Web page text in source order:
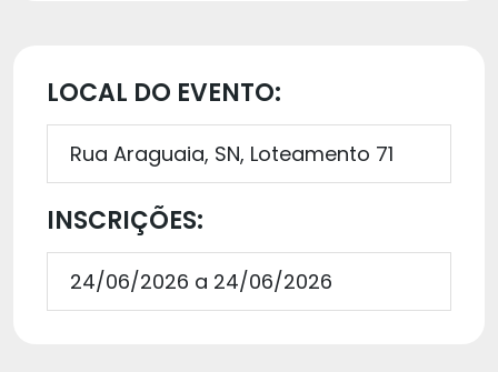
LOCAL DO EVENTO:
Rua Araguaia, SN, Loteamento 71
INSCRIÇÕES:
24/06/2026 a 24/06/2026